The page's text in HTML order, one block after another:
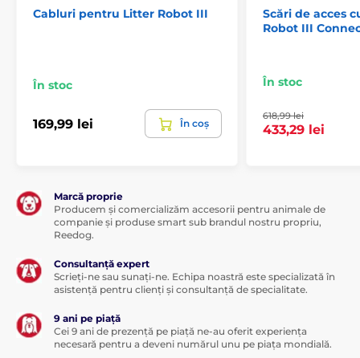
expresă. Imaginile au doar caracter ilustrativ.
Cabluri pentru Litter Robot III
În stoc
169,99 lei În coș
Scări de acces
Robot III
În stoc
618,99 lei
433,29 lei
Marcă proprie
Producem și comercializăm accesorii pentru animale de
companie și produse smart sub brandul nostru propriu,
Reedog.
Consultanță expert
Scrieți-ne sau sunați-ne. Echipa noastră este specializată în
asistență pentru clienți și consultanță de specialitate.
9 ani pe piață
Cei 9 ani de prezență pe piață ne-au oferit experiența
necesară pentru a deveni numărul unu pe piața mondială.